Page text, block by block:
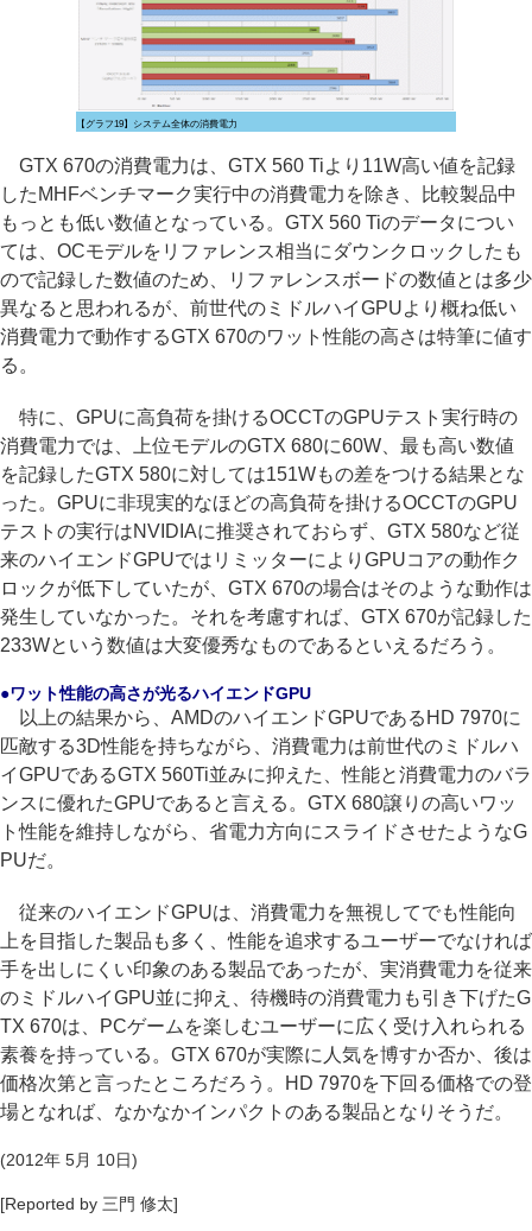
【グラフ19】システム全体の消費電力
GTX 670の消費電力は、GTX 560 Tiより11W高い値を記録
したMHFベンチマーク実行中の消費電力を除き、比較製品中
もっとも低い数値となっている。GTX 560 Tiのデータについ
ては、OCモデルをリファレンス相当にダウンクロックしたも
ので記録した数値のため、リファレンスボードの数値とは多少
異なると思われるが、前世代のミドルハイGPUより概ね低い
消費電力で動作するGTX 670のワット性能の高さは特筆に値す
る。
特に、GPUに高負荷を掛けるOCCTのGPUテスト実行時の
消費電力では、上位モデルのGTX 680に60W、最も高い数値
を記録したGTX 580に対しては151Wもの差をつける結果とな
った。GPUに非現実的なほどの高負荷を掛けるOCCTのGPU
テストの実行はNVIDIAに推奨されておらず、GTX 580など従
来のハイエンドGPUではリミッターによりGPUコアの動作ク
ロックが低下していたが、GTX 670の場合はそのような動作は
発生していなかった。それを考慮すれば、GTX 670が記録した
233Wという数値は大変優秀なものであるといえるだろう。
●ワット性能の高さが光るハイエンドGPU
以上の結果から、AMDのハイエンドGPUであるHD 7970に
匹敵する3D性能を持ちながら、消費電力は前世代のミドルハ
イGPUであるGTX 560Ti並みに抑えた、性能と消費電力のバラ
ンスに優れたGPUであると言える。GTX 680譲りの高いワッ
ト性能を維持しながら、省電力方向にスライドさせたようなG
PUだ。
従来のハイエンドGPUは、消費電力を無視してでも性能向
上を目指した製品も多く、性能を追求するユーザーでなければ
手を出しにくい印象のある製品であったが、実消費電力を従来
のミドルハイGPU並に抑え、待機時の消費電力も引き下げたG
TX 670は、PCゲームを楽しむユーザーに広く受け入れられる
素養を持っている。GTX 670が実際に人気を博すか否か、後は
価格次第と言ったところだろう。HD 7970を下回る価格での登
場となれば、なかなかインパクトのある製品となりそうだ。
(2012年 5月 10日)
[Reported by 三門 修太]